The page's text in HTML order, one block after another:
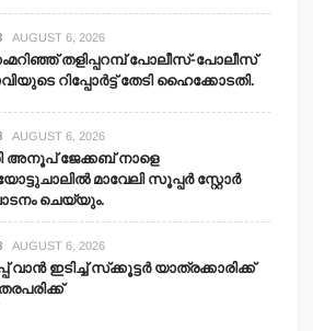
AUGUST 6, 2026
തളിപ്പറമ്പ് പോലീസ്-പോലീസ്
റിപ്പോര്‍ട്ട് തേടി ഹൈക്കോടതി.
AUGUST 6, 2026
അനൂപ് ജേക്കബ് നാളെ
മാവേലി സൂപ്പര്‍ സ്റ്റോര്‍
ചെയ്യും.
AUGUST 6, 2026
വാന്‍ ഇടിച്ച് സ്‌ക്കൂട്ടര്‍ യാത്രക്കാരിക്ക്